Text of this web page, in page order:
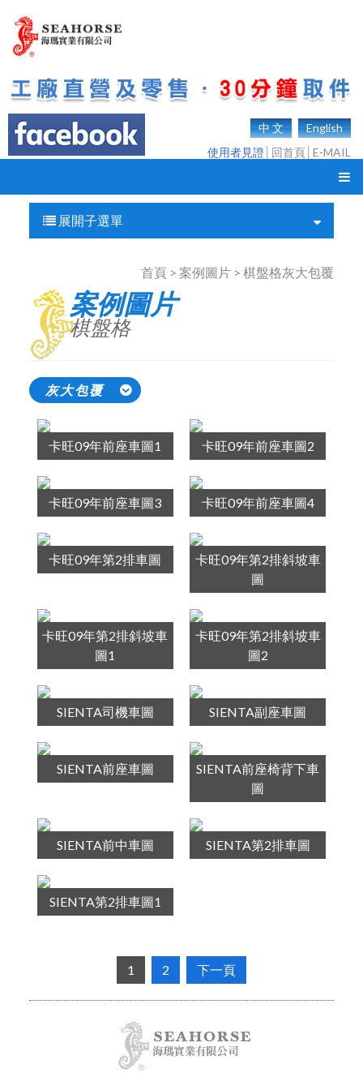
中 文
English
使用者見證 回首頁 E-MAIL
展開子選單
首頁 > 案例圖片 > 棋盤格灰大包覆
案例圖片
棋盤格
灰大包覆
卡旺09年前座車圖1 卡旺09年前座車圖2
卡旺09年前座車圖3 卡旺09年前座車圖4
卡旺09年第2排車圖
卡旺09年第2排斜坡車
圖
卡旺09年第2排斜坡車
圖1
卡旺09年第2排斜坡車
圖2
SIENTA司機車圖 SIENTA副座車圖
SIENTA前座車圖
SIENTA前座椅背下車
圖
SIENTA前中車圖 SIENTA第2排車圖
SIENTA第2排車圖1
1 2 下一頁